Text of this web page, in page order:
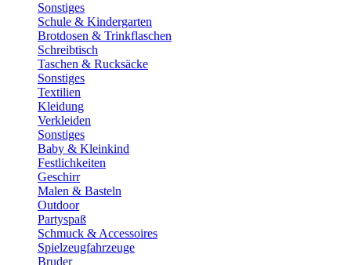
Sonstiges
Schule & Kindergarten
Brotdosen & Trinkflaschen
Schreibtisch
Taschen & Rucksäcke
Sonstiges
Textilien
Kleidung
Verkleiden
Sonstiges
Baby & Kleinkind
Festlichkeiten
Geschirr
Malen & Basteln
Outdoor
Partyspaß
Schmuck & Accessoires
Spielzeugfahrzeuge
Bruder